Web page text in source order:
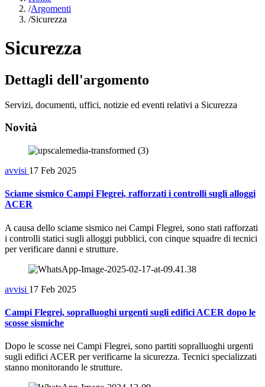
/Argomenti
/Sicurezza
Sicurezza
Dettagli dell'argomento
Servizi, documenti, uffici, notizie ed eventi relativi a Sicurezza
Novità
avvisi 17 Feb 2025
Sciame sismico Campi Flegrei, rafforzati i controlli sugli alloggi
ACER
A causa dello sciame sismico nei Campi Flegrei, sono stati rafforzati
i controlli statici sugli alloggi pubblici, con cinque squadre di tecnici
per verificare danni e strutture.
avvisi 17 Feb 2025
Campi Flegrei, sopralluoghi urgenti sugli edifici ACER dopo le
scosse sismiche
Dopo le scosse nei Campi Flegrei, sono partiti sopralluoghi urgenti
sugli edifici ACER per verificarne la sicurezza. Tecnici specializzati
stanno monitorando le strutture.